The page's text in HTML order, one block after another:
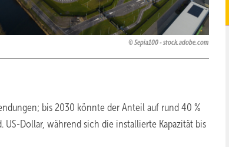
Sepia100 - stock.adobe.com
bis 2030 könnte der Anteil auf rund 40 %
Dollar, während sich die installierte Kapazität bis